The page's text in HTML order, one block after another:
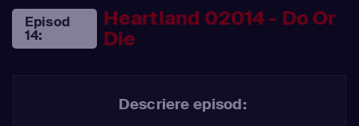
Episod
14:
Heartland 02014 - Do Or
Die
Descriere episod: